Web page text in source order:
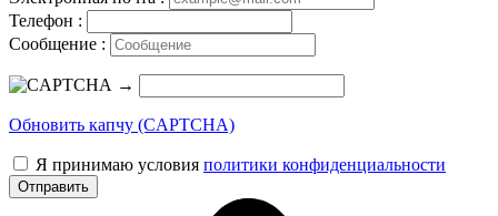
Телефон :
Сообщение :
→
Обновить капчу (CAPTCHA)
Я принимаю условия политики конфиденциальности
Отправить